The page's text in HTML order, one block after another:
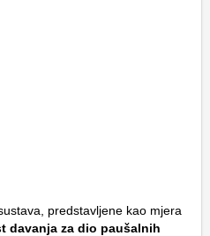
predstavljene kao mjera
davanja za dio paušalnih